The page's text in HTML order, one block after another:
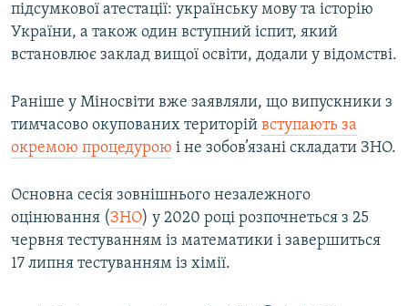
підсумкової атестації: українську мову та історію
України, а також один вступний іспит, який
встановлює заклад вищої освіти, додали у відомстві.
Раніше у Міносвіти вже заявляли, що випускники з
тимчасово окупованих територій вступають за
окремою процедурою і не зобов’язані складати ЗНО.
Основна сесія зовнішнього незалежного
оцінювання (ЗНО) у 2020 році розпочнеться з 25
червня тестуванням із математики і завершиться
17 липня тестуванням із хімії.